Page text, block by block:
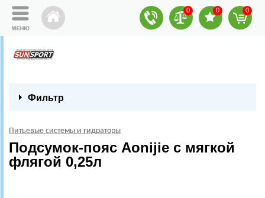
0 0 0
Фильтр
Питьевые системы и гидраторы
Подсумок-пояс Aonijie с мягкой
флягой 0,25л